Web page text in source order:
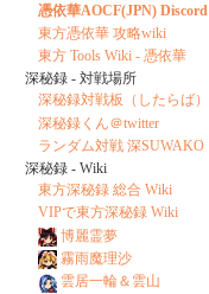
憑依華AOCF(JPN) Discord
東方憑依華 攻略wiki
東方 Tools Wiki - 憑依華
深秘録 - 対戦場所
深秘録対戦板（したらば）
深秘録くん＠twitter
ランダム対戦 深SUWAKO
深秘録 - Wiki
東方深秘録 総合 Wiki
VIPで東方深秘録 Wiki
博麗霊夢
霧雨魔理沙
雲居一輪＆雲山